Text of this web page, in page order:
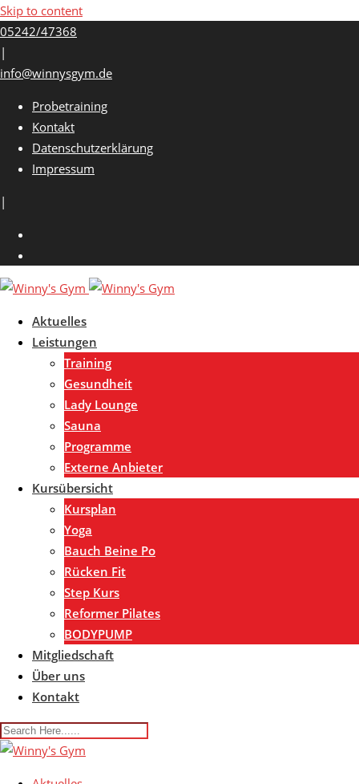
Skip to content
05242/47368
|
info@winnysgym.de
Probetraining
Kontakt
Datenschutzerklärung
Impressum
|
Aktuelles
Leistungen
Training
Gesundheit
Lady Lounge
Sauna
Programme
Externe Anbieter
Kursübersicht
Kursplan
Yoga
Bauch Beine Po
Rücken Fit
Step Kurs
Reformer Pilates
BODYPUMP
Mitgliedschaft
Über uns
Kontakt